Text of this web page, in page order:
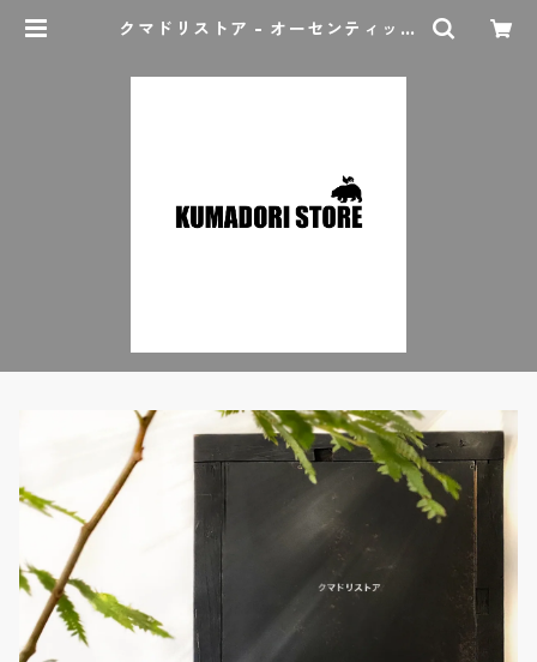
クマドリストア - オーセンティック